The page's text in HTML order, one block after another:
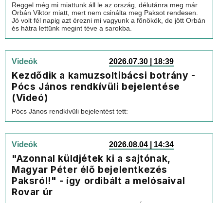
Reggel még mi miattunk áll le az ország, délutánra meg már
Orbán Viktor miatt, mert nem csinálta meg Paksot rendesen.
Jó volt fél napig azt érezni mi vagyunk a főnökök, de jött Orbán
és hátra lettünk megint téve a sarokba.
Videók 2026.07.30 | 18:39
Kezdődik a kamuzsoltibácsi botrány -
Pócs János rendkívüli bejelentése
(Videó)
Pócs János rendkívüli bejelentést tett:
Videók 2026.08.04 | 14:34
"Azonnal küldjétek ki a sajtónak,
Magyar Péter élő bejelentkezés
Paksról!" - így ordibált a melósaival
Rovar úr